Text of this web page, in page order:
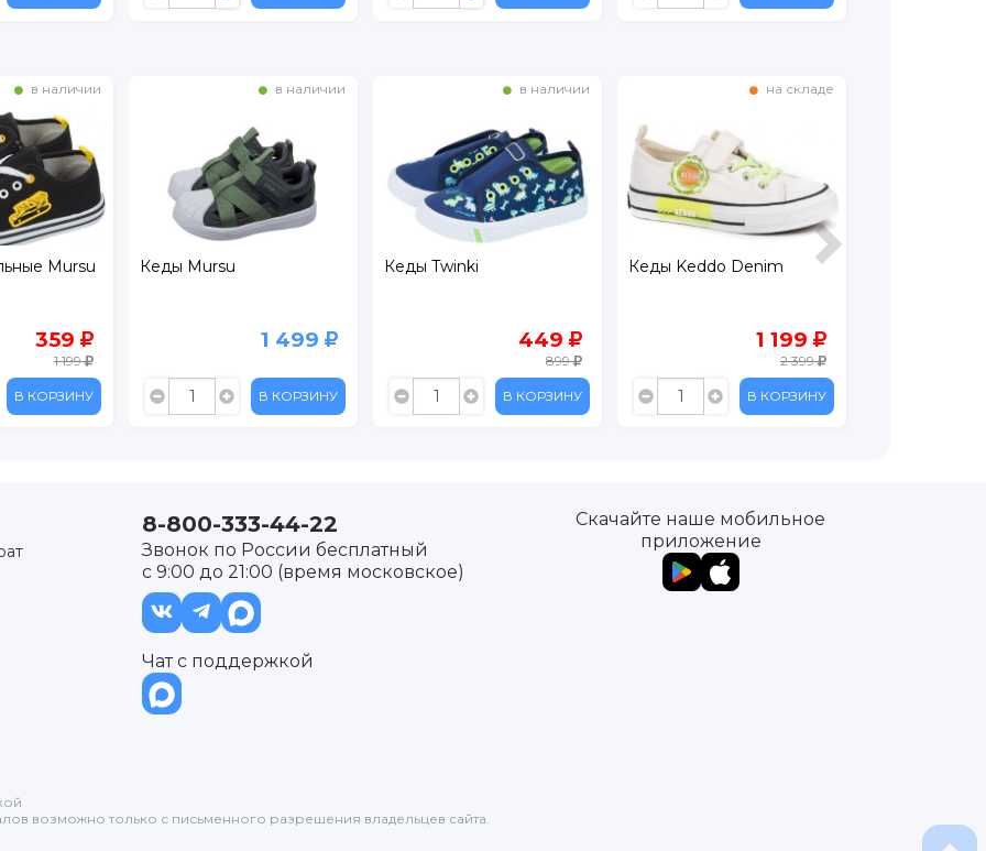
в наличии
1 499
В КОРЗИНУ
в наличии
Кеды Twinki
449
В КОРЗИНУ
на складе
Кеды Keddo Denim
1 199
2 399
В КОРЗИНУ
в наличии
Слипоны Palloncino
499
999
В КОРЗИНУ
8-800-333-44-22
Звонок по России бесплатный
с 9:00 до 21:00 (время московское)
Чат с поддержкой
Скачайте наше мобильное
приложение
возможно только с письменного разрешения владельцев сайта.